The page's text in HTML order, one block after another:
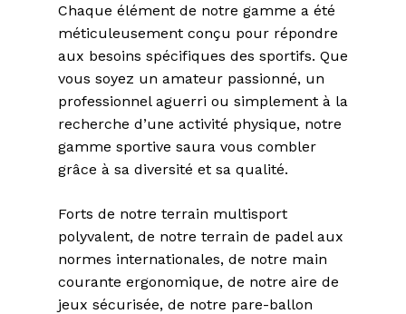
Chaque élément de notre gamme a été
méticuleusement conçu pour répondre
aux besoins spécifiques des sportifs. Que
vous soyez un amateur passionné, un
professionnel aguerri ou simplement à la
recherche d’une activité physique, notre
gamme sportive saura vous combler
grâce à sa diversité et sa qualité.
Forts de notre terrain multisport
polyvalent, de notre terrain de padel aux
normes internationales, de notre main
courante ergonomique, de notre aire de
jeux sécurisée, de notre pare-ballon